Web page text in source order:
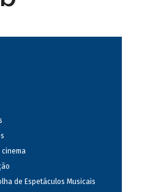
cinema
de Espetáculos Musicais